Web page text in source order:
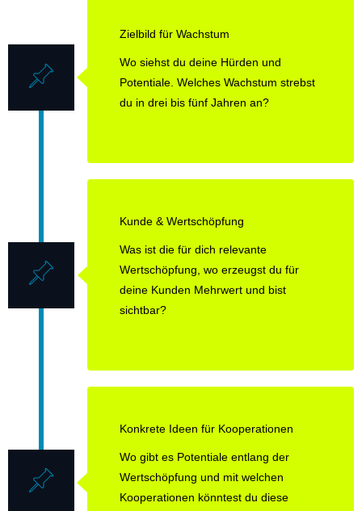
Zielbild für Wachstum
Wo siehst du deine Hürden und
Potentiale. Welches Wachstum strebst
du in drei bis fünf Jahren an?
Kunde & Wertschöpfung
Was ist die für dich relevante
Wertschöpfung, wo erzeugst du für
deine Kunden Mehrwert und bist
sichtbar?
Konkrete Ideen für Kooperationen
Wo gibt es Potentiale entlang der
Wertschöpfung und mit welchen
Kooperationen könntest du diese